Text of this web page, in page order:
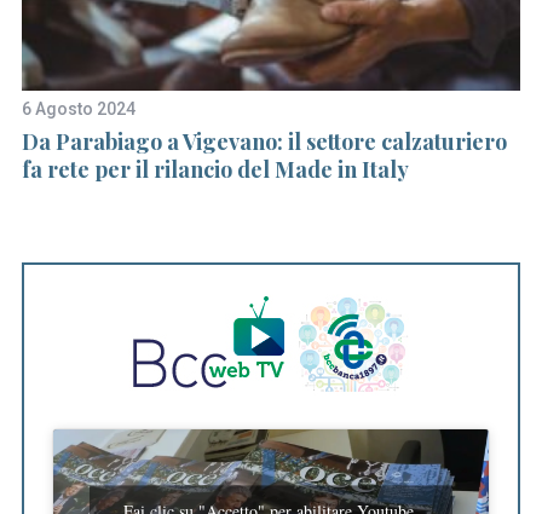
6 Agosto 2024
Da Parabiago a Vigevano: il settore calzaturiero
fa rete per il rilancio del Made in Italy
f
o
: